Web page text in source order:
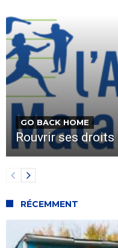
GO BACK HOME
Rouvrir ses
RÉCEMMENT